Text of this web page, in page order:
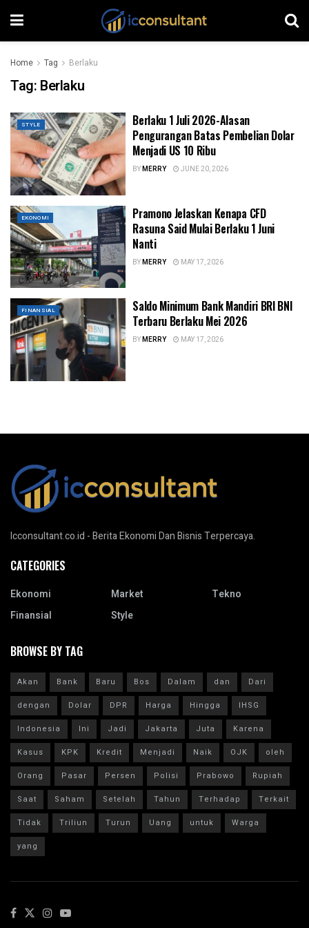
Home Tag Berlaku
Tag: Berlaku
STYLE
Berlaku 1 Juli 2026-Alasan
Pengurangan Batas Pembelian Dolar
Menjadi US 10 Ribu
BYMERRY JUNE 20, 2026
EKONOMI
Pramono Jelaskan Kenapa CFD
Rasuna Said Mulai Berlaku 1 Juni
Nanti
BYMERRY MAY 17, 2026
FINANSIAL
Saldo Minimum Bank Mandiri BRI BNI
Terbaru Berlaku Mei 2026
BYMERRY MAY 17, 2026
Icconsultant.co.id - Berita Ekonomi Dan Bisnis Terpercaya.
CATEGORIES
Ekonomi
Finansial
Market
Style
Tekno
BROWSE BY TAG
Akan Bank Baru Bos Dalam dan
Dari
dengan
Dolar DPR Harga Hingga
IHSG
Indonesia
Ini Jadi Jakarta Juta
Karena
Kasus
KPK Kredit Menjadi Naik OJK
oleh
Orang
Pasar Persen Polisi Prabowo
Rupiah
Saat
Saham Setelah Tahun Terhadap
Terkait
Tidak
Triliun Turun Uang untuk
Warga
yang